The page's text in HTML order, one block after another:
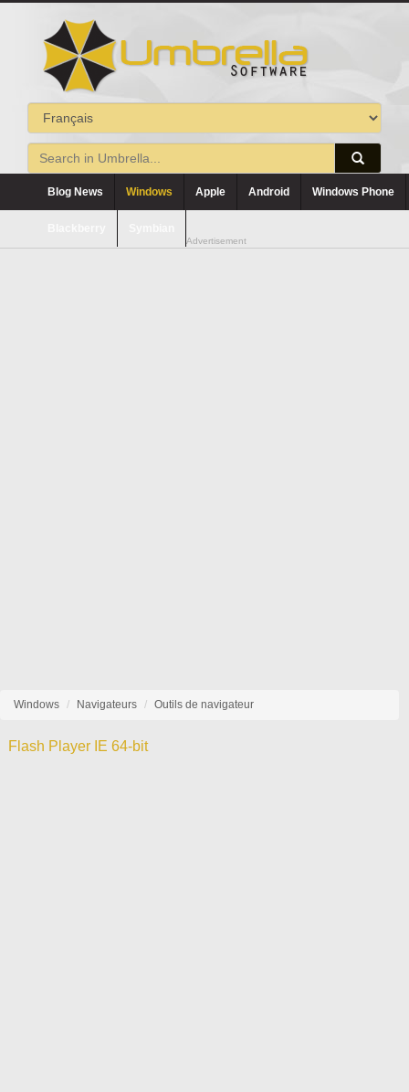
Blog News Windows Apple Android Windows Phone
Advertisement
Windows Navigateurs Outils de navigateur
Flash Player IE 64-bit